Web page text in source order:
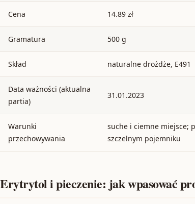
Cena 14.89 zł
Gramatura 500 g
Skład naturalne drożdże, E491
Data ważności (aktualna
partia)
31.01.2023
Warunki
przechowywania
suche i ciemne miejsce;
szczelnym pojemniku
Erytrytol i pieczenie: jak wpasować